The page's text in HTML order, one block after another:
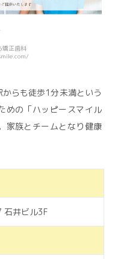
矯正歯科
らも徒歩1分未満という
めの「ハッピースマイル
家族とチームとなり健康
井ビル3F